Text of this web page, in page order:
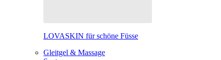
LOVASKIN für schöne Füsse
Gleitgel & Massage